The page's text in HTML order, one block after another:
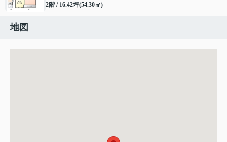
2階 / 16.42坪(54.30㎡)
地図